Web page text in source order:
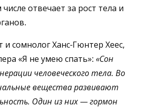
отвечает за рост тела и
и сомнолог Ханс-Гюнтер Хеес,
«Я не умею спать»: «Сон
человеческого тела. Во
вещества развивают
Один из них — гормон